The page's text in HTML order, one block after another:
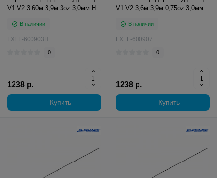
V1 V2 3,60м 3,9м 3oz 3,0мм H
В наличии
FXEL-600903H
0
1238 р.
Купить
V1 V2 3,6м 3,9м 0,75oz 3,0мм
В наличии
FXEL-600907
0
1238 р.
Купить